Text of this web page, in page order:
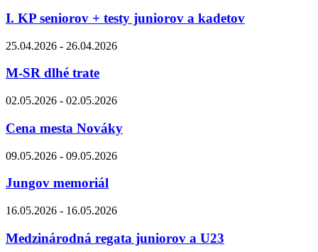
I. KP seniorov + testy juniorov a kadetov
25.04.2026 - 26.04.2026
M-SR dlhé trate
02.05.2026 - 02.05.2026
Cena mesta Nováky
09.05.2026 - 09.05.2026
Jungov memoriál
16.05.2026 - 16.05.2026
Medzinárodná regata juniorov a U23